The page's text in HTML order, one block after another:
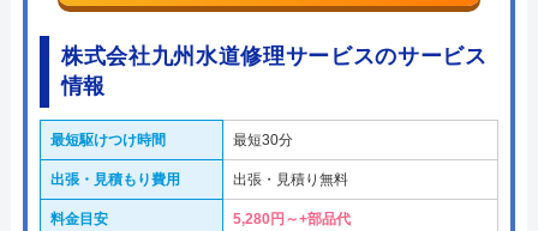
株式会社九州水道修理サービスのサービス
情報
最短駆けつけ時間 最短30分
出張・見積もり費用 出張・見積り無料
料金目安 5,280円～+部品代